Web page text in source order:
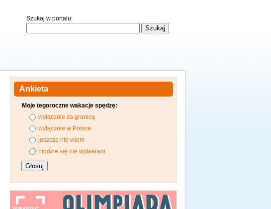
Szukaj w portalu:
Ankieta
Moje tegoroczne wakacje spędzę:
wyłącznie za granicą
wyłącznie w Polsce
jeszcze nie wiem
nigdzie się nie wybieram